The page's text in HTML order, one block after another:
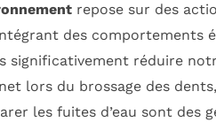
repose sur des
des comportements
significativement réduire
lors du brossage des
les fuites d’eau sont des